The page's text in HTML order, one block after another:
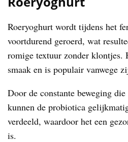
Roeryoghurt wordt tijdens het
voortdurend geroerd, wat
romige textuur zonder klontjes.
smaak en is populair vanwege
Door de constante beweging
kunnen de probiotica
verdeeld, waardoor het een
is.